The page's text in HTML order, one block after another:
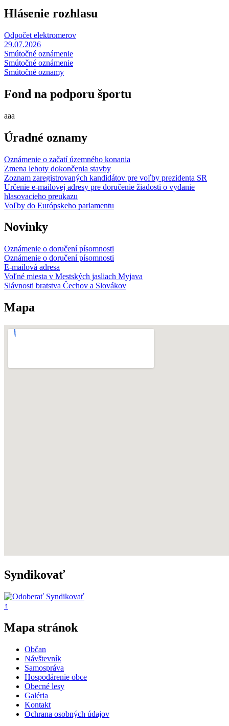
Hlásenie rozhlasu
Odpočet elektromerov
29.07.2026
Smútočné oznámenie
Smútočné oznámenie
Smútočné oznamy
Fond na podporu športu
aaa
Úradné oznamy
Oznámenie o začatí územného konania
Zmena lehoty dokončenia stavby
Zoznam zaregistrovaných kandidátov pre voľby prezidenta SR
Určenie e-mailovej adresy pre doručenie žiadosti o vydanie
hlasovacieho preukazu
Voľby do Európskeho parlamentu
Novinky
Oznámenie o doručení písomnosti
Oznámenie o doručení písomnosti
E-mailová adresa
Voľné miesta v Mestských jasliach Myjava
Slávnosti bratstva Čechov a Slovákov
Mapa
Syndikovať
↑
Mapa stránok
Občan
Návštevník
Samospráva
Hospodárenie obce
Obecné lesy
Galéria
Kontakt
Ochrana osobných údajov